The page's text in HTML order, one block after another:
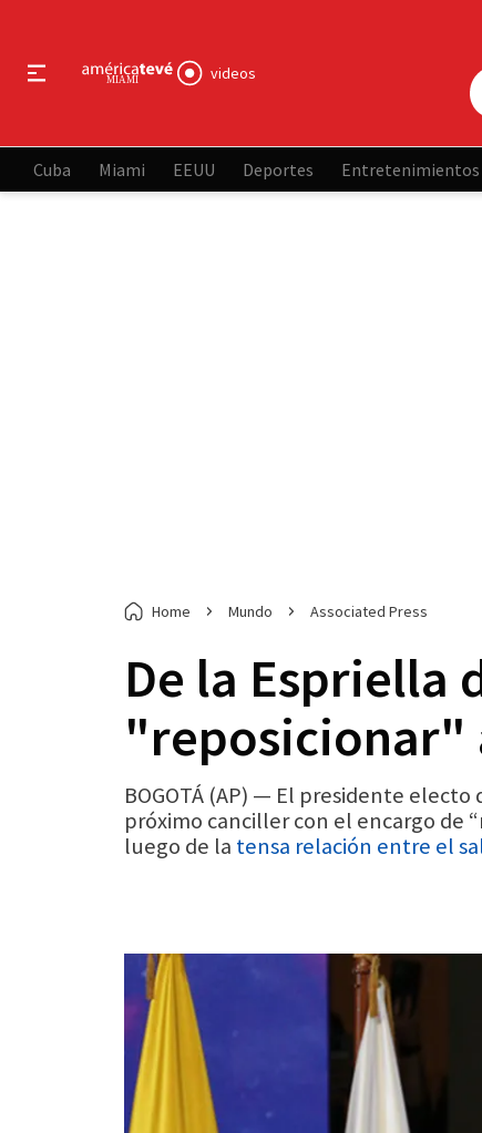
videos
Cuba Miami EEUU Deportes Entretenimientos
Home Mundo Associated Press
De la Espriella
"reposicionar"
BOGOTÁ (AP) — El presidente
próximo canciller con el encargo de
luego de la tensa relación entre el